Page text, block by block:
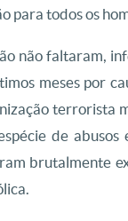
para todos os
não faltaram,
meses por
terrorista
de
brutalmente